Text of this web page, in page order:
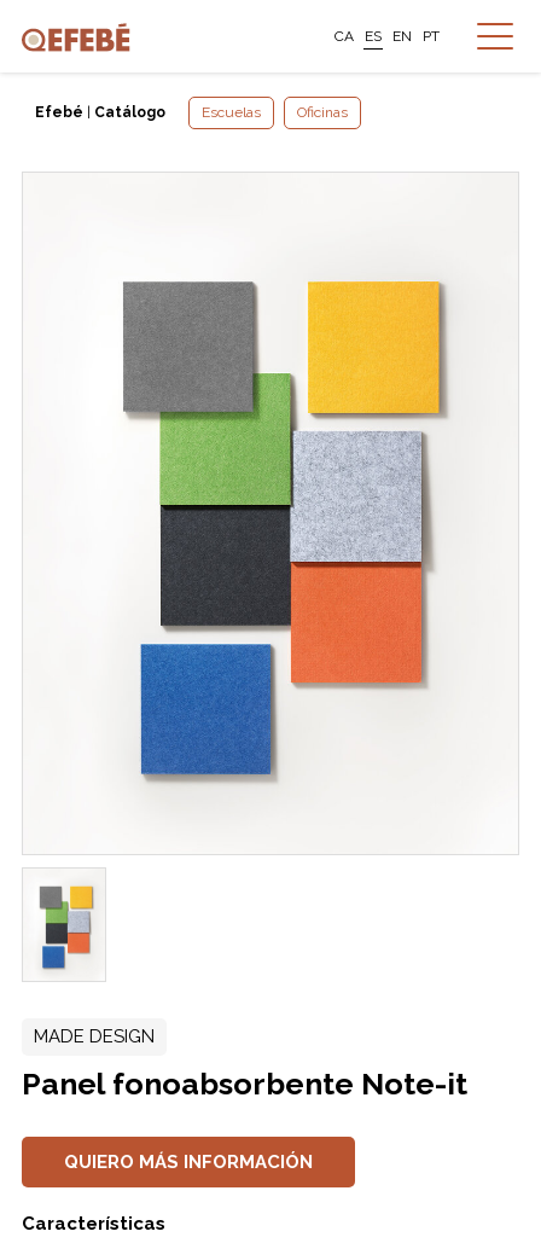
CA ES EN PT
Efebé Catálogo Escuelas Oficinas
MADE DESIGN
Panel fonoabsorbente Note-it
QUIERO MÁS INFORMACIÓN
Características